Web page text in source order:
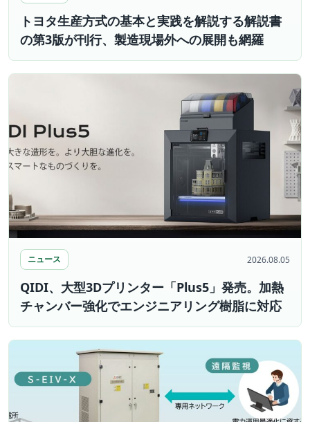
トヨタ生産方式の基本と実践を解説する解説書
の第3版が刊行、製造現場外への展開も網羅
ニュース 2026.08.05
QIDI、大型3Dプリンター「Plus5」発売。加熱
チャンバー強化でエンジニアリング樹脂に対応